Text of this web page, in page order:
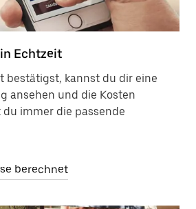
Echtzeit
bestätigst, kannst du dir eine
ansehen und die Kosten
immer die passende
berechnet